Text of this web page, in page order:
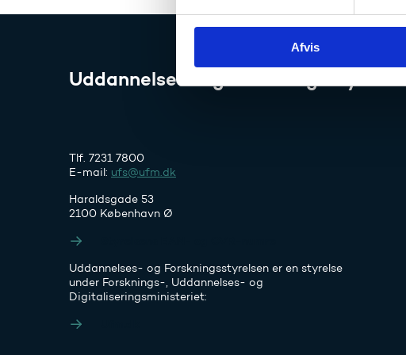
v
Afvis
Uddannelses- og Forskningsstyrelsen
Tlf. 7231 7800
E-mail: ufs@ufm.dk
Haraldsgade 53
2100 København Ø
Uddannelses- og Forskningsstyrelsen er en styrelse
under Forsknings-, Uddannelses- og
Digitaliseringsministeriet: